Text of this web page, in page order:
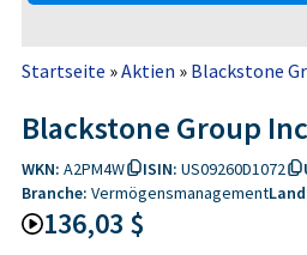
Startseite »Aktien » Blackstone
Blackstone Group Inc
WKN: A2PM4W ISIN: US09260D1072
Branche: Vermögensmanagement
136,03 $